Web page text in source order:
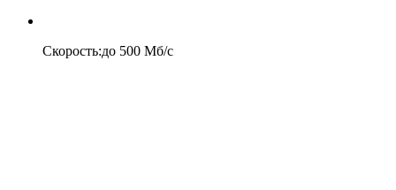
Скорость:до 500 Мб/c